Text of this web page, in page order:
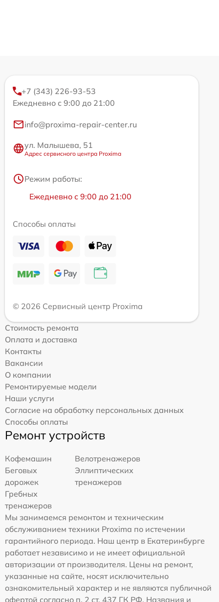
+7 (343) 226-93-53
Ежедневно с 9:00 до 21:00
info@proxima-repair-center.ru
ул. Малышева, 51
Адрес сервисного центра Proxima
Режим работы:
Ежедневно с 9:00 до 21:00
Способы оплаты
© 2026 Сервисный центр Proxima
Стоимость ремонта
Оплата и доставка
Контакты
Вакансии
О компании
Ремонтируемые модели
Наши услуги
Согласие на обработку персональных данных
Способы оплаты
Ремонт устройств
Кофемашин
Велотренажеров
Беговых
дорожек
Эллиптических
тренажеров
Гребных
тренажеров
Мы занимаемся ремонтом и техническим
обслуживанием техники Proxima по истечении
гарантийного периода. Наш центр в Екатеринбурге
работает независимо и не имеет официальной
авторизации от производителя. Цены на ремонт,
указанные на сайте, носят исключительно
ознакомительный характер и не являются публичной
офертой согласно п. 2 ст. 437 ГК РФ. Названия и